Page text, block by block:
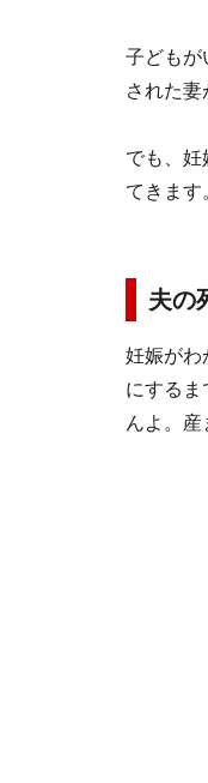
子どもが
された妻
でも、妊
てきます
夫の
妊娠がわ
にするま
んよ。産